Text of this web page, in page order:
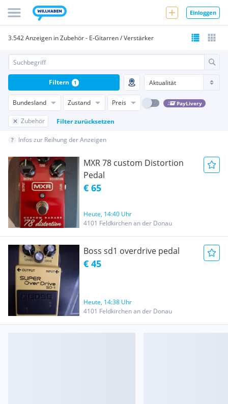
Einloggen
3.542 Anzeigen in Zubehör - E-Gitarren / Verstärker
Bundesland Zustand Preis PayLivery
Zubehör Filter zurücksetzen
Filtern 1
Infos zur Reihung der Anzeigen
MXR 78 custom Distortion
Pedal
€ 65
Heute, 14:40 Uhr
4101 Feldkirchen an der Donau
Boss sd1 overdrive pedal
€ 45
Heute, 14:38 Uhr
4101 Feldkirchen an der Donau